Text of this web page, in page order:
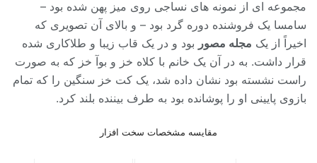
مجموعه ای از نمونه های نساجی روی میز پهن شده بود –
سامسا یک فروشنده دوره گرد بود – و بالای آن تصویری که
اخیراً از یک مجله مصور بود و در یک قاب زیبا و طلاکاری شده
قرار داشت. به در آن یک خانم با کلاه خز و بوآ خز که به صورت
راست نشسته بود نشان داده شد، یک کت خز سنگین را که تمام
بازوی پایینی او را پوشانده بود به طرف بیننده بلند کرد.
مقایسه مشخصات سخت افزار